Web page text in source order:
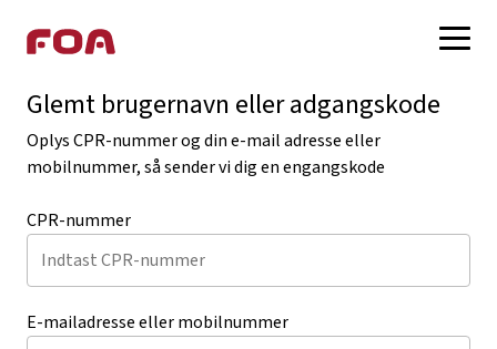
Log på med MitID
Log på med FOA-login
Glemt brugernavn eller adgangskode
Oplys CPR-nummer og din e-mail adresse eller
mobilnummer, så sender vi dig en engangskode
CPR-nummer
E-mailadresse eller mobilnummer